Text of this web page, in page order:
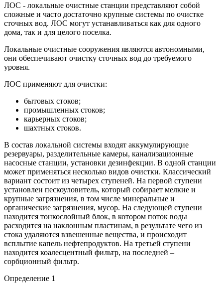
ЛОС - локальные очистные станции представляют собой
сложные и часто достаточно крупные системы по очистке
сточных вод. ЛОС могут устанавливаться как для одного
дома, так и для целого поселка.
Локальные очистные сооружения являются автономными,
они обеспечивают очистку сточных вод до требуемого
уровня.
ЛОС применяют для очистки:
бытовых стоков;
промышленных стоков;
карьерных стоков;
шахтных стоков.
В состав локальной системы входят аккумулирующие
резервуары, разделительные камеры, канализационные
насосные станции, установки дезинфекции. В одной станции
может применяться несколько видов очистки. Классический
вариант состоит из четырех ступеней. На первой ступени
установлен пескоуловитель, который собирает мелкие и
крупные загрязнения, в том числе минеральные и
органические загрязнения, мусор. На следующей ступени
находится тонкослойный блок, в котором поток воды
расходится на наклонным пластинам, в результате чего из
стока удаляются взвешенные вещества, и происходит
всплытие капель нефтепродуктов. На третьей ступени
находится коалесцентный фильтр, на последней –
сорбционный фильтр.
Определение 1